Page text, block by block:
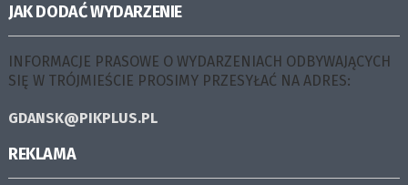
JAK DODAĆ WYDARZENIE
INFORMACJE PRASOWE O WYDARZENIACH ODBYWAJĄCYCH
SIĘ W TRÓJMIEŚCIE PROSIMY PRZESYŁAĆ NA ADRES:
GDANSK@PIKPLUS.PL
REKLAMA